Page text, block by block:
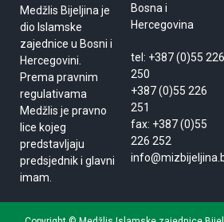
Medžlis Bijeljina je
dio Islamske
zajednice u Bosni i
Hercegovini.
Prema pravnim
regulativama
Medžlis je pravno
lice kojeg
predstavljaju
predsjednik i glavni
imam.
Bosna i
Hercegovina
tel: +387 (0)55 226
250
+387 (0)55 226
251
fax: +387 (0)55
226 252